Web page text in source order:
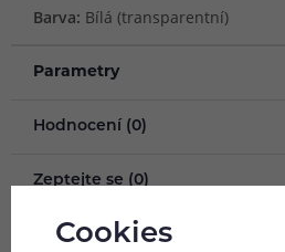
Barva: Bílá (transparentní)
Parametry
Hodnocení (0)
Zeptejte se (0)
Cookies